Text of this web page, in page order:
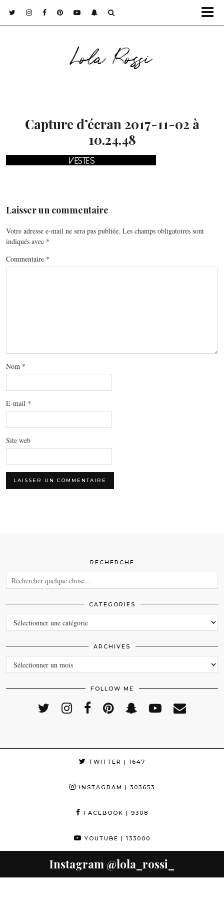
Lola Rossi
Capture d’écran 2017-11-02 à
10.24.48
Laisser un commentaire
Votre adresse e-mail ne sera pas publiée. Les champs obligatoires sont
indiqués avec *
Commentaire *
Nom *
E-mail *
Site web
RECHERCHE
CATEGORIES
CATEGORIES
ARCHIVES
ARCHIVES
FOLLOW ME
TWITTER | 1647
INSTAGRAM | 303653
FACEBOOK | 9308
YOUTUBE | 133000
Instagram @lola_rossi_